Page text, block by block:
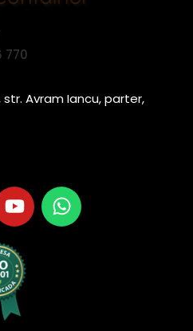
770
Avram Iancu, parter,